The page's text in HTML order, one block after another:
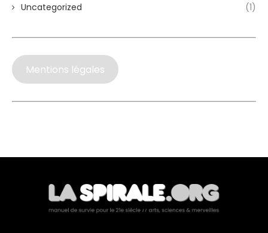
Uncategorized (1)
Mentions légales